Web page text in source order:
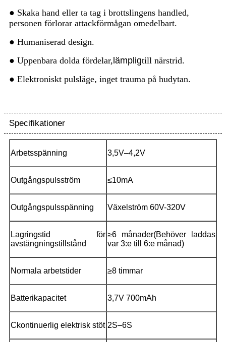
● Skaka hand eller ta tag i brottslingens handled,
personen förlorar attackförmågan omedelbart.
● Humaniserad design.
● Uppenbara dolda fördelar, lämpligtill närstrid.
● Elektroniskt pulsläge, inget trauma på hudytan.
Specifikationer
Arbetsspänning 3,5V–4,2V
Outgångspulsström ≤10mA
Outgångspulsspänning Växelström 60V-320V
Lagringstid för
avstängningstillstånd
≥6 månader(Behöver laddas
var 3:e till 6:e månad)
Normala arbetstider ≥8 timmar
Batterikapacitet 3,7V 700mAh
Ckontinuerlig elektrisk stöt 2S–6S